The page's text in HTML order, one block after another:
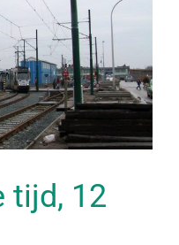
tijd, 12